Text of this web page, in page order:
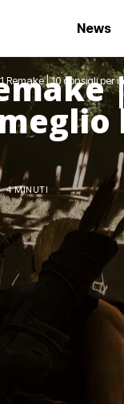
News
Remake | 10 consigli
4 MINUTI